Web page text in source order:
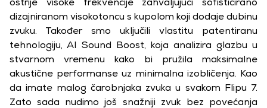
dizajniranom visokotoncu s kupolom koji dodaje dubinu
zvuku. Također smo uključili vlastitu patentiranu
tehnologiju, AI Sound Boost, koja analizira glazbu u
stvarnom vremenu kako bi pružila maksimalne
akustične performanse uz minimalna izobličenja. Kao
da imate malog čarobnjaka zvuka u svakom Flipu 7.
Zato sada nudimo još snažniji zvuk bez povećanja